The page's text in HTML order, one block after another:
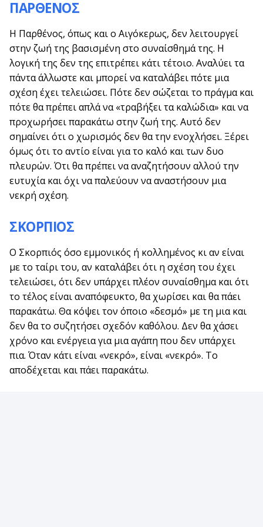
ΠΑΡΘΕΝΟΣ
Η Παρθένος, όπως και ο Αιγόκερως, δεν λειτουργεί
στην ζωή της βασισμένη στο συναίσθημά της. Η
λογική της δεν της επιτρέπει κάτι τέτοιο. Αναλύει τα
πάντα άλλωστε και μπορεί να καταλάβει πότε μια
σχέση έχει τελειώσει. Πότε δεν σώζεται το πράγμα και
πότε θα πρέπει απλά να «τραβήξει τα καλώδια» και να
προχωρήσει παρακάτω στην ζωή της. Αυτό δεν
σημαίνει ότι ο χωρισμός δεν θα την ενοχλήσει. Ξέρει
όμως ότι το αντίο είναι για το καλό και των δυο
πλευρών. Ότι θα πρέπει να αναζητήσουν αλλού την
ευτυχία και όχι να παλεύουν να αναστήσουν μια
νεκρή σχέση.
ΣΚΟΡΠΙΟΣ
Ο Σκορπιός όσο εμμονικός ή κολλημένος κι αν είναι
με το ταίρι του, αν καταλάβει ότι η σχέση του έχει
τελειώσει, ότι δεν υπάρχει πλέον συναίσθημα και ότι
το τέλος είναι αναπόφευκτο, θα χωρίσει και θα πάει
παρακάτω. Θα κόψει τον όποιο «δεσμό» με τη μια και
δεν θα το συζητήσει σχεδόν καθόλου. Δεν θα χάσει
χρόνο και ενέργεια για μια αγάπη που δεν υπάρχει
πια. Όταν κάτι είναι «νεκρό», είναι «νεκρό». Το
αποδέχεται και πάει παρακάτω.